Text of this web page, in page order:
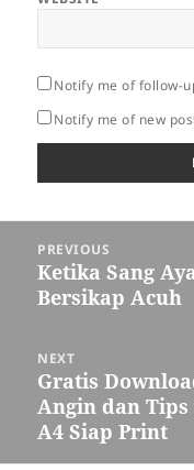
Notify me of follow-
Notify me of new
navigation
PREVIOUS
Previous
post:
Ketika Sang
Bersikap Acuh
NEXT
Next
post:
Gratis
Angin dan
A4 Siap Print